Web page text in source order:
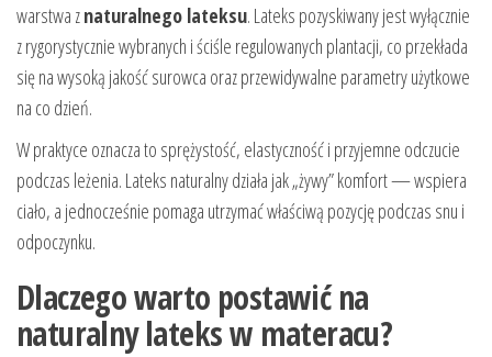
warstwa znaturalnego lateksu. Lateks pozyskiwany jest wyłącznie
z rygorystycznie wybranych i ściśle regulowanych plantacji, co przekłada
się na wysoką jakość surowca oraz przewidywalne parametry użytkowe
na co dzień.
W praktyce oznacza to sprężystość, elastyczność i przyjemne odczucie
podczas leżenia. Lateks naturalny działa jak „żywy” komfort — wspiera
ciało, a jednocześnie pomaga utrzymać właściwą pozycję podczas snu i
odpoczynku.
Dlaczego warto postawić na
naturalny lateks w materacu?